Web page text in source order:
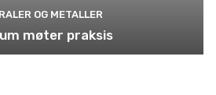
OG METALLER
møter praksis